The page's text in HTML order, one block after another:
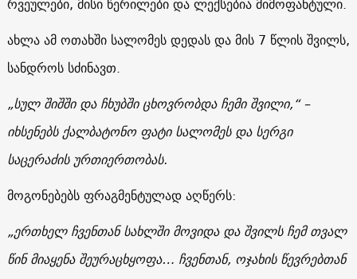
ახლა ამ ოთახში სალომეს დედას და მის 7 წლის შვილს,
სანდროს სძინავთ.
„სულ შიშში და ჩხუბში ცხოვრობდა ჩემი შვილი,“ –
იხსენებს ქალბატონო ფატი სალომეს და სერგი
საცერაძის ურთიერთობას.
მოგონებებს ფრაგმენტულად აღწერს:
„ერთხელ ჩვენთან სახლში მოვიდა და შვილს ჩემ თვალ
წინ მიაყენა შეურაცხყოფა… ჩვენთან, ოჯახის წევრებთან